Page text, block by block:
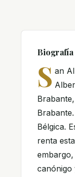
Biografía
S an
Bélgica.
renta
canónigo